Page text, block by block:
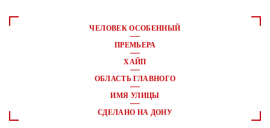
ЧЕЛОВЕК ОСОБЕННЫЙ
ПРЕМЬЕРА
ХАЙП
ОБЛАСТЬ ГЛАВНОГО
ИМЯ УЛИЦЫ
СДЕЛАНО НА ДОНУ